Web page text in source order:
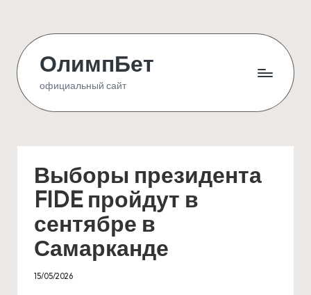
content
ОлимпБет
официальный сайт
Выборы президента
FIDE пройдут в
сентябре в
Самарканде
15/05/2026